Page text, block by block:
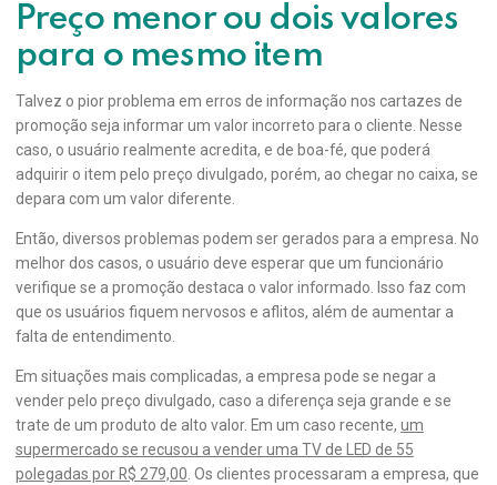
Preço menor ou dois valores
para o mesmo item
Talvez o pior problema em erros de informação nos cartazes de
promoção seja informar um valor incorreto para o cliente. Nesse
caso, o usuário realmente acredita, e de boa-fé, que poderá
adquirir o item pelo preço divulgado, porém, ao chegar no caixa, se
depara com um valor diferente.
Então, diversos problemas podem ser gerados para a empresa. No
melhor dos casos, o usuário deve esperar que um funcionário
verifique se a promoção destaca o valor informado. Isso faz com
que os usuários fiquem nervosos e aflitos, além de aumentar a
falta de entendimento.
Em situações mais complicadas, a empresa pode se negar a
vender pelo preço divulgado, caso a diferença seja grande e se
trate de um produto de alto valor. Em um caso recente, um
supermercado se recusou a vender uma TV de LED de 55
polegadas por R$ 279,00 . Os clientes processaram a empresa, que